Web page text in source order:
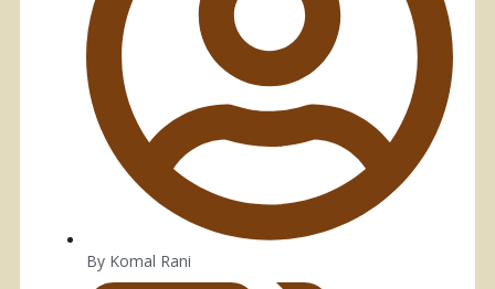
By Komal Rani